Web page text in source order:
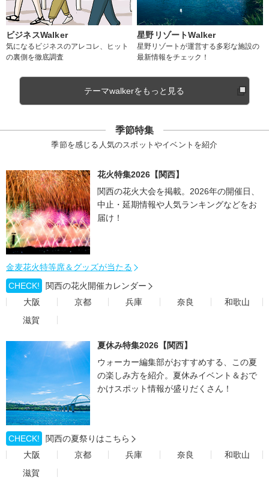
ビジネスWalker
気になるビジネスのアレコレ、ヒット
の裏側を徹底調査
星野リゾートWalker
星野リゾートが運営する多彩な施設の
最新情報をチェック！
テーマwalkerをもっと見る
季節特集
季節を感じる人気のスポットやイベントを紹介
花火特集2026【関西】
関西の花火大会を掲載。2026年の開催日、
中止・延期情報や人気ランキングなどをお
届け！
金麦花火特等席＆グッズが当たる
CHECK!
関西の花火開催カレンダー
大阪
京都 兵庫 奈良
和歌山
滋賀
夏休み特集2026【関西】
ウォーカー編集部がおすすめする、この夏
の楽しみ方を紹介。夏休みイベント＆おで
かけスポット情報が盛りだくさん！
CHECK!
関西の夏祭りはこちら
大阪
京都 兵庫 奈良
和歌山
滋賀